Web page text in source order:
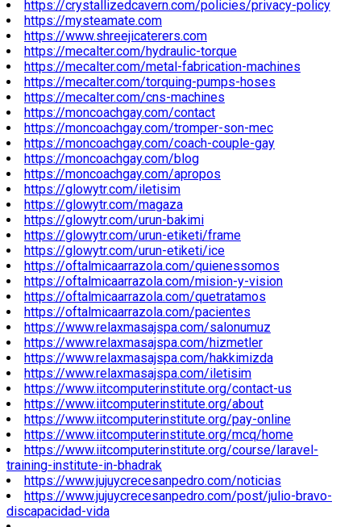
https://crystallizedcavern.com/policies/privacy-policy
https://mysteamate.com
https://www.shreejicaterers.com
https://mecalter.com/hydraulic-torque
https://mecalter.com/metal-fabrication-machines
https://mecalter.com/torquing-pumps-hoses
https://mecalter.com/cns-machines
https://moncoachgay.com/contact
https://moncoachgay.com/tromper-son-mec
https://moncoachgay.com/coach-couple-gay
https://moncoachgay.com/blog
https://moncoachgay.com/apropos
https://glowytr.com/iletisim
https://glowytr.com/magaza
https://glowytr.com/urun-bakimi
https://glowytr.com/urun-etiketi/frame
https://glowytr.com/urun-etiketi/ice
https://oftalmicaarrazola.com/quienessomos
https://oftalmicaarrazola.com/mision-y-vision
https://oftalmicaarrazola.com/quetratamos
https://oftalmicaarrazola.com/pacientes
https://www.relaxmasajspa.com/salonumuz
https://www.relaxmasajspa.com/hizmetler
https://www.relaxmasajspa.com/hakkimizda
https://www.relaxmasajspa.com/iletisim
https://www.iitcomputerinstitute.org/contact-us
https://www.iitcomputerinstitute.org/about
https://www.iitcomputerinstitute.org/pay-online
https://www.iitcomputerinstitute.org/mcq/home
https://www.iitcomputerinstitute.org/course/laravel-
training-institute-in-bhadrak
https://www.jujuycrecesanpedro.com/noticias
https://www.jujuycrecesanpedro.com/post/julio-bravo-
discapacidad-vida